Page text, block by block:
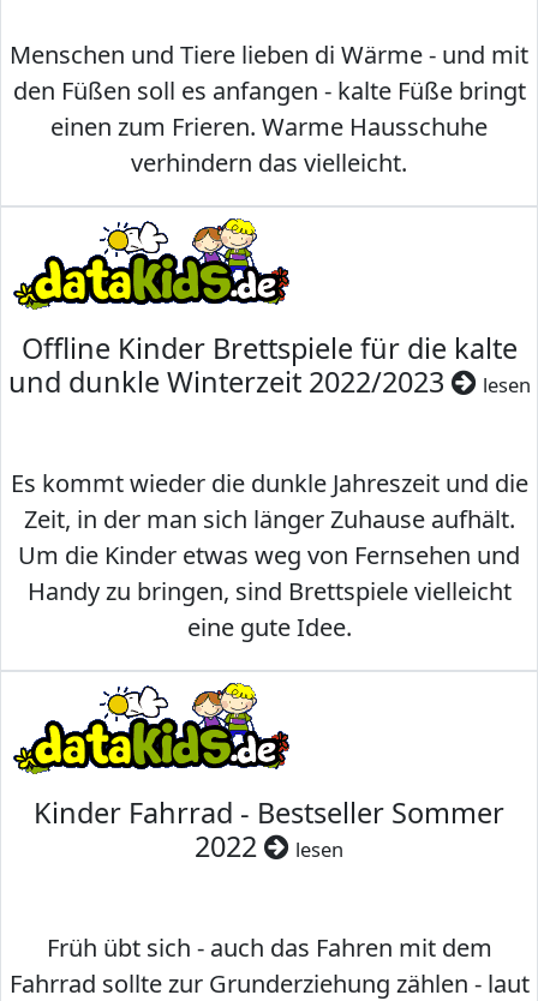
Menschen und Tiere lieben di Wärme - und mit
den Füßen soll es anfangen - kalte Füße bringt
einen zum Frieren. Warme Hausschuhe
verhindern das vielleicht.
Offline Kinder Brettspiele für die kalte
und dunkle Winterzeit 2022/2023
lesen
Es kommt wieder die dunkle Jahreszeit und die
Zeit, in der man sich länger Zuhause aufhält.
Um die Kinder etwas weg von Fernsehen und
Handy zu bringen, sind Brettspiele vielleicht
eine gute Idee.
Kinder Fahrrad - Bestseller Sommer
2022
lesen
Früh übt sich - auch das Fahren mit dem
Fahrrad sollte zur Grunderziehung zählen - laut